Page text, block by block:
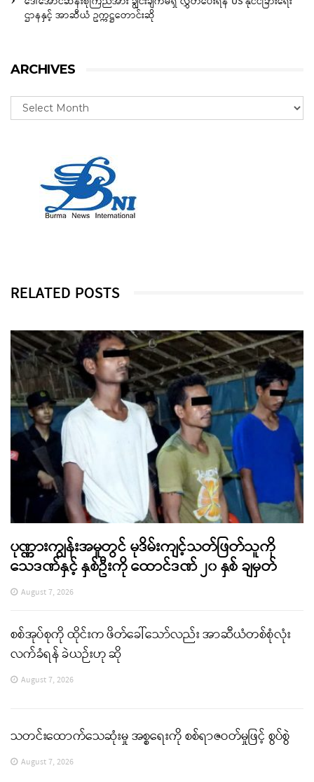
ဌာနနှင့် အာဆီယံ ဥက္ကဋ္ဌတောင်းဆို
ARCHIVES
RELATED POSTS
ပုဏ္ဏားကျွန်းအမှုတွင် မုဒိမ်းကျင့်သတ်ဖြတ်သူကို
သေဒဏ်နှင့် နှစ်ဦးကို ထောင်ဒဏ် ၂၀ နှစ် ချမှတ်
August 7, 2026
စစ်အုပ်စုကို ထိုင်းက ဖိတ်ခေါ်သော်လည်း အာဆီယံတစ်စုံလုံး
လက်ခံရန် ခဲယဉ်းဟု ဆို
August 7, 2026
သတင်းထောက်သေဆုံးမှု အစ္စရေးကို စစ်ရာဇဝတ်မှုဖြင့် စွပ်စွဲ
August 7, 2026